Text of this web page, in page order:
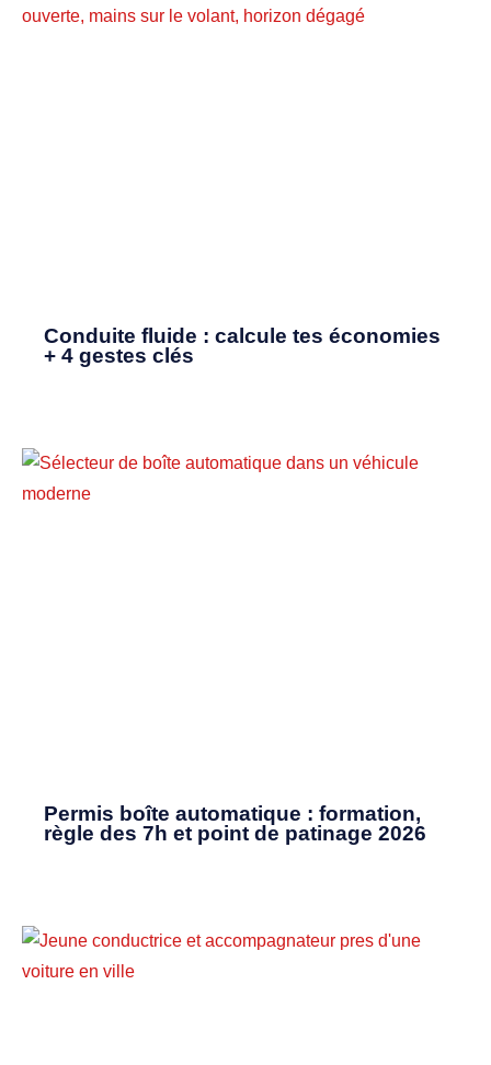
Conduite fluide : calcule tes économies
+ 4 gestes clés
Permis boîte automatique : formation,
règle des 7h et point de patinage 2026